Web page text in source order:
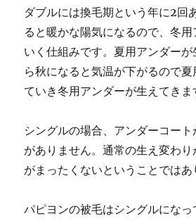
ダブルには換毛期という年に2回
ると暖かな陽気になるので、冬
いく仕組みです。夏用アンダー
ら秋になると気温が下がるので
ていき冬用アンダーが生えてきま
シングルの場合、アンダーコー
がありません。通常の生え変わ
がまったくないということではあ
パピヨンの被毛はシングルにな